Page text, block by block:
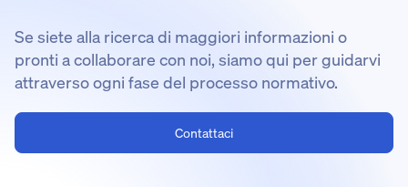
Se siete alla ricerca di maggiori informazioni o
pronti a collaborare con noi, siamo qui per guidarvi
attraverso ogni fase del processo normativo.
Contattaci